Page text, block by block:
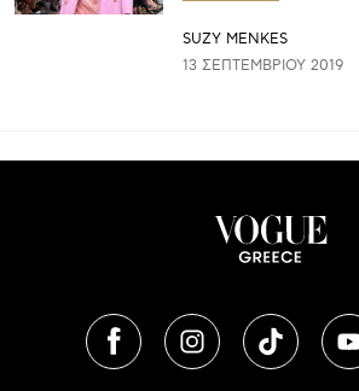
SUZY MENKES
13 ΣΕΠΤΕΜΒΡΊΟΥ 2019